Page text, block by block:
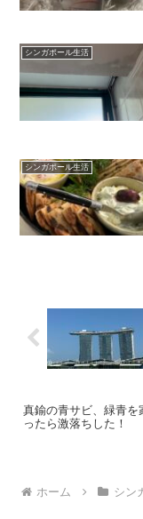
シンガポール生活
シンガポール生活
真鍮の青サビ、緑青を
ったら激落ちした！
ホーム シン